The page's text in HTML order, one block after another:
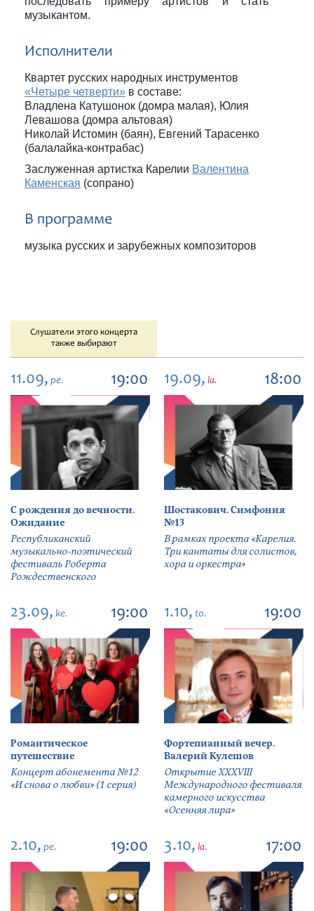
музыкантом.
Исполнители
Квартет русских народных инструментов
«Четыре четверти» в составе:
Владлена Катушонок (домра малая), Юлия
Левашова (домра альтовая)
Николай Истомин (баян), Евгений Тарасенко
(балалайка-контрабас)
Заслуженная артистка Карелии Валентина
Каменская (сопрано)
В программе
музыка русских и зарубежных композиторов
Слушатели этого концерта
также выбирают
11.09, pe. 19:00
С рождения до вечности.
Ожидание
Республиканский
музыкально-поэтический
фестиваль Роберта
Рождественского
19.09, la. 18:00
Шостакович. Симфония
№13
В рамках проекта «Карелия.
Три кантаты для солистов,
хора и оркестра»
23.09, ke. 19:00
Романтическое
путешествие
Концерт абонемента №12
«И снова о любви» (1 серия)
1.10, to. 19:00
Фортепианный вечер.
Валерий Кулешов
Открытие ХХХVIII
Международного фестиваля
камерного искусства
«Осенняя лира»
2.10, pe. 19:00 3.10, la. 17:00